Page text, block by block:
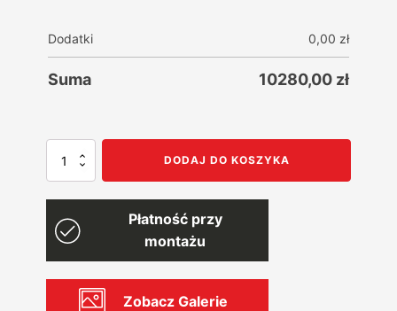
Dodatki 0,00 zł
Suma 10280,00 zł
ilość
dwuspadowy,
jednostanowiskowy
DODAJ DO KOSZYKA
Płatność przy
montażu
Zobacz Galerie